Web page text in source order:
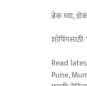
ब्रेक घ्या,
Read
Pune,